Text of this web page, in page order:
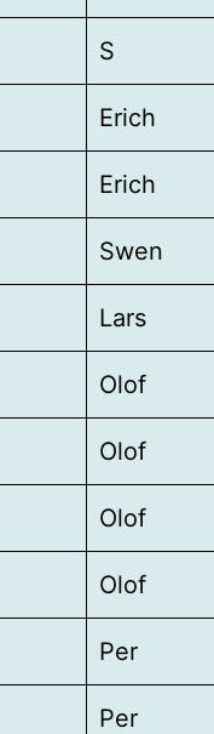
S
Erich
Erich
Swen
Lars
Olof
Olof
Olof
Olof
Per
Per